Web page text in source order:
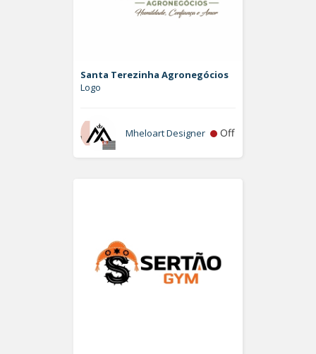
Santa Terezinha Agronegócios
Logo
Mheloart Designer Off